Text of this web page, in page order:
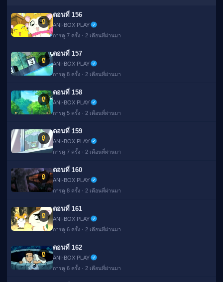
🔒
ตอนที่ 156
ANI-BOX PLAY
การดู 7 ครั้ง · 2 เดือนที่ผ่านมา
🔒
ตอนที่ 157
ANI-BOX PLAY
การดู 8 ครั้ง · 2 เดือนที่ผ่านมา
🔒
ตอนที่ 158
ANI-BOX PLAY
การดู 5 ครั้ง · 2 เดือนที่ผ่านมา
🔒
ตอนที่ 159
ANI-BOX PLAY
การดู 7 ครั้ง · 2 เดือนที่ผ่านมา
🔒
ตอนที่ 160
ANI-BOX PLAY
การดู 8 ครั้ง · 2 เดือนที่ผ่านมา
🔒
ตอนที่ 161
ANI-BOX PLAY
การดู 6 ครั้ง · 2 เดือนที่ผ่านมา
🔒
ตอนที่ 162
ANI-BOX PLAY
การดู 6 ครั้ง · 2 เดือนที่ผ่านมา